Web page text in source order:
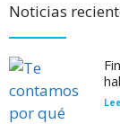
Noticias